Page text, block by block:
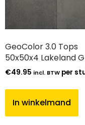
GeoColor 3.0 Tops
50x50x4 Lakeland
€49.95 incl. BTW per
In winkelmand